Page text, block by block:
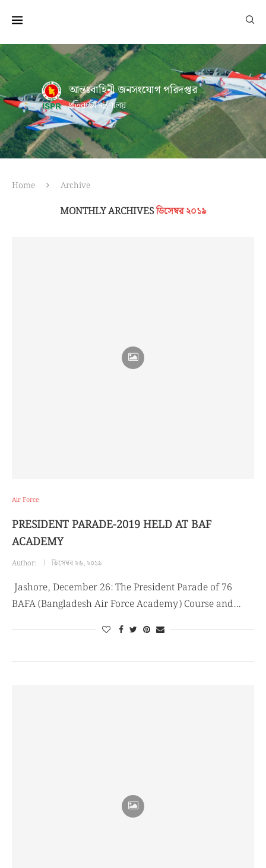
আন্তঃবাহিনী জনসংযোগ পরিদপ্তর
প্রতিরক্ষা মন্ত্রণালয়
Home Archive
MONTHLY ARCHIVESডিসেম্বর ২০১৯
Air Force
PRESIDENT PARADE-2019 HELD AT BAF
ACADEMY
Author: ডিসেম্বর ২৬, ২০১৯
Jashore, December 26: The President Parade of 76
BAFA (Bangladesh Air Force Academy) Course and…